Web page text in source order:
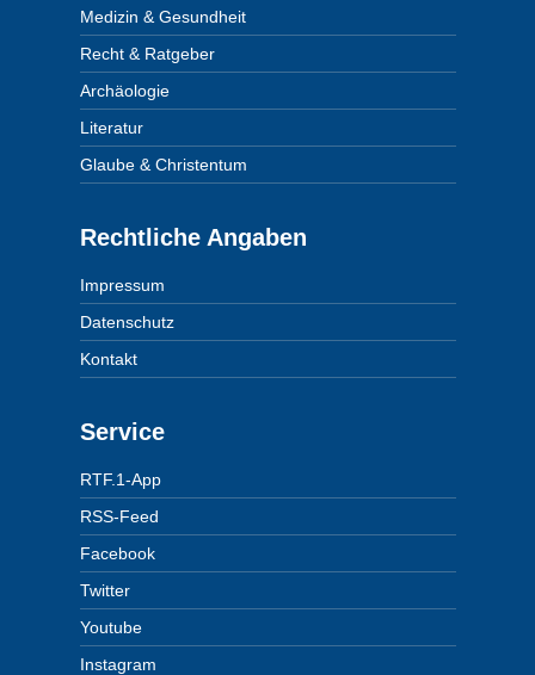
Medizin & Gesundheit
Recht & Ratgeber
Archäologie
Literatur
Glaube & Christentum
Rechtliche Angaben
Impressum
Datenschutz
Kontakt
Service
RTF.1-App
RSS-Feed
Facebook
Twitter
Youtube
Instagram